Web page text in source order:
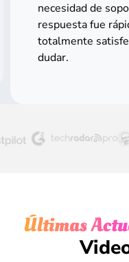
necesidad de
respuesta fue
totalmente
dudar.
Últimas